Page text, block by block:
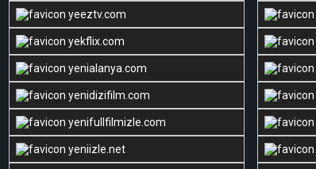
yeeztv.com
yekflix.com
yenialanya.com
yenidizifilm.com
yenifullfilmizle.com
yeniizle.net